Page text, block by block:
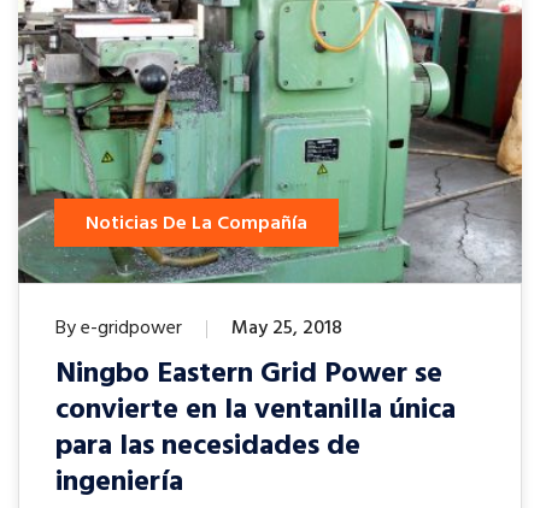
Noticias De La Compañía
By e-gridpower May 25, 2018
Ningbo Eastern Grid Power se
convierte en la ventanilla única
para las necesidades de
ingeniería